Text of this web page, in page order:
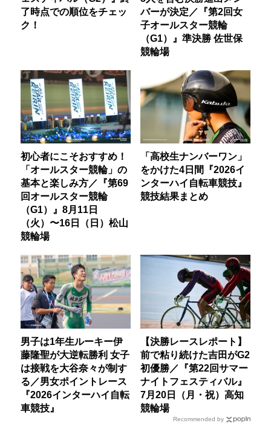
了時点での順位をチェッ
ク！
バーが決定／『第2回女
子オールスター競輪
（G1）』準決勝 佐世保
競輪場
初心者にこそおすすめ！
「オールスター競輪」の
基本と楽しみ方／『第69
回オールスター競輪
（G1）』8月11日
（火）〜16日（日）松山
競輪場
「高校生ナンバーワン」
をかけた4日間『2026イ
ンターハイ自転車競技』
競技結果まとめ
男子は1年生ルーキー伊
藤隆聖が大逆転勝利 女子
は接戦を大谷奈々が制す
る／男女ポイントレース
『2026インターハイ自転
車競技』
【決勝レースレポート】
前で粘り続けた吉田がG2
初優勝／『第22回サマー
ナイトフェスティバル』
7月20日（月・祝）高知
競輪場
Recommended by